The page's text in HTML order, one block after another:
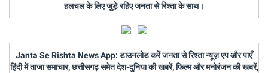
हलचल के लिए जुड़े रहिए जनता से रिश्ता के साथ।
Janta Se Rishta News App: डाउनलोड करें जनता से रिश्ता न्यूज़ एप और पाएँ
हिंदी में ताजा समाचार, छत्तीसगढ़ समेत देश-दुनिया की खबरें, फिल्म और मनोरंजन की खबरें,